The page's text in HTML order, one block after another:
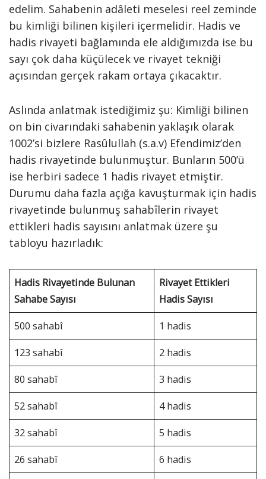
edelim. Sahabenin adâleti meselesi reel zeminde
bu kimliği bilinen kişileri içermelidir. Hadis ve
hadis rivayeti bağlamında ele aldığımızda ise bu
sayı çok daha küçülecek ve rivayet tekniği
açısından gerçek rakam ortaya çıkacaktır.
Aslında anlatmak istediğimiz şu: Kimliği bilinen
on bin civarındaki sahabenin yaklaşık olarak
1002’si bizlere Rasûlullah (s.a.v) Efendimiz’den
hadis rivayetinde bulunmuştur. Bunların 500’ü
ise herbiri sadece 1 hadis rivayet etmiştir.
Durumu daha fazla açığa kavuşturmak için hadis
rivayetinde bulunmuş sahabîlerin rivayet
ettikleri hadis sayısını anlatmak üzere şu
tabloyu hazırladık:
Hadis Rivayetinde Bulunan
Sahabe Sayısı
Rivayet Ettikleri
Hadis Sayısı
500 sahabî 1 hadis
123 sahabî 2 hadis
80 sahabî 3 hadis
52 sahabî 4 hadis
32 sahabî 5 hadis
26 sahabî 6 hadis